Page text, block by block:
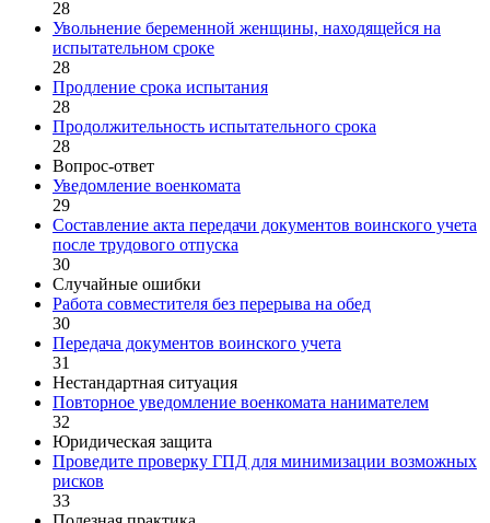
28
Увольнение беременной женщины, находящейся на
испытательном сроке
28
Продление срока испытания
28
Продолжительность испытательного срока
28
Вопрос-ответ
Уведомление военкомата
29
Составление акта передачи документов воинского учета
после трудового отпуска
30
Случайные ошибки
Работа совместителя без перерыва на обед
30
Передача документов воинского учета
31
Нестандартная ситуация
Повторное уведомление военкомата нанимателем
32
Юридическая защита
Проведите проверку ГПД для минимизации возможных
рисков
33